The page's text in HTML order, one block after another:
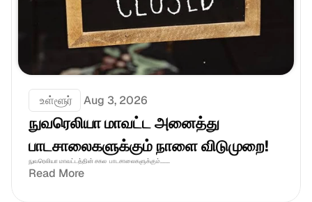
உள்ளூர் Aug 3, 2026
நுவரெலியா மாவட்ட அனைத்து
பாடசாலைகளுக்கும் நாளை விடுமுறை!
நுவரெலியா மாவட்டத்தின் சகல  பாடசாலைகளுக்கும்.......
Read More